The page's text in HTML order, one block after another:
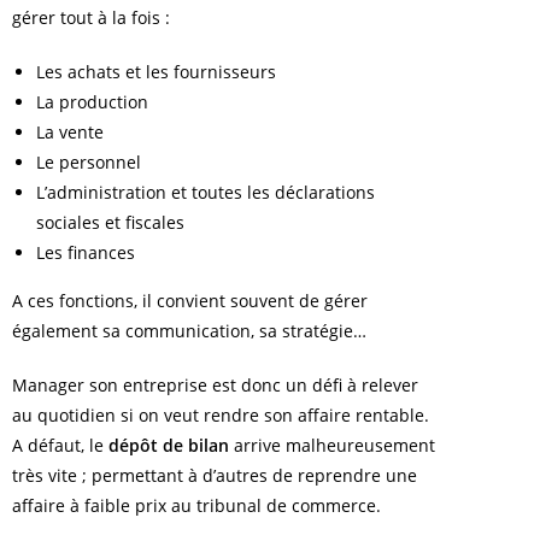
gérer tout à la fois :
Les achats et les fournisseurs
La production
La vente
Le personnel
L’administration et toutes les déclarations
sociales et fiscales
Les finances
A ces fonctions, il convient souvent de gérer
également sa communication, sa stratégie…
Manager son entreprise est donc un défi à relever
au quotidien si on veut rendre son affaire rentable.
A défaut, le dépôt de bilan arrive malheureusement
très vite ; permettant à d’autres de reprendre une
affaire à faible prix au tribunal de commerce.